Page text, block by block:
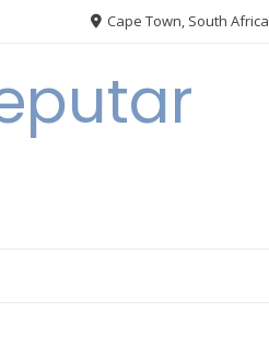
Cape Town, South Africa